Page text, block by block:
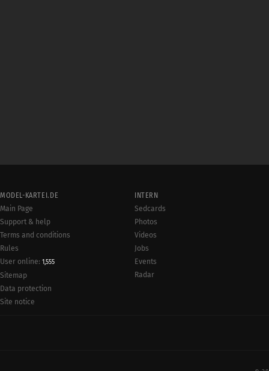
MODEL-KARTEI.DE
Main Page
Support & help
Terms and conditions
Rules
User online: 1,555
Sitemap
Data protection
Site notice
INTERN
Sedcards
Photos
Videos
Jobs
Events
Radar